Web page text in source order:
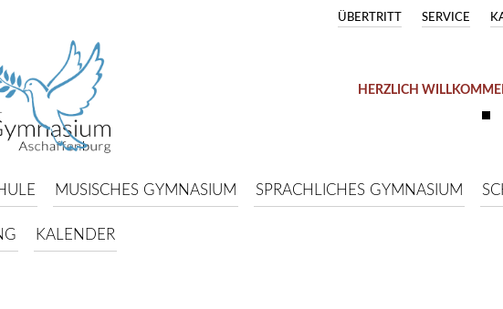
SERVICE
ÜBERTRITT
HERZLICH
MUSISCHES GYMNASIUM SPRACHLICHES GYMNASIUM
KALENDER